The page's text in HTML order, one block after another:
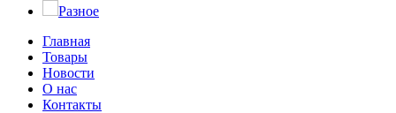
Разное
Главная
Товары
Новости
О нас
Контакты